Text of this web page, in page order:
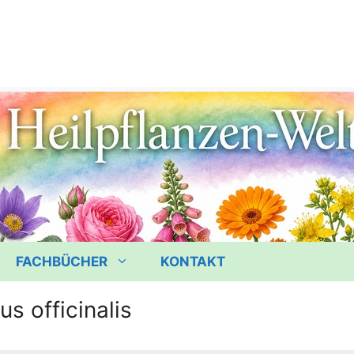
FACHBÜCHER KONTAKT
officinalis